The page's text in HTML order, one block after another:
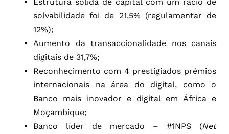
solvabilidade foi de 21,5% (regulamentar de
12%);
Aumento da transaccionalidade nos canais
digitais de 31,7%;
Reconhecimento com 4 prestigiados prémios
internacionais na área do digital, como o
Banco mais inovador e digital em África e
Moçambique;
Banco líder de mercado – #1NPS (Net